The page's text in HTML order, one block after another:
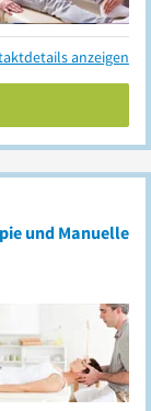
anzeigen
und Manuelle